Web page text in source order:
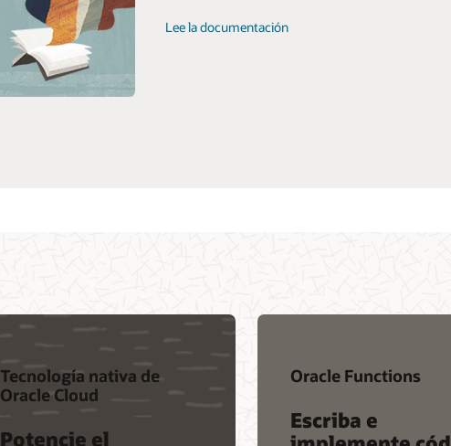
Lee la documentación
nube
Tecnología nativa de
Oracle Cloud
Potencie el
Oracle Functions
Escriba e